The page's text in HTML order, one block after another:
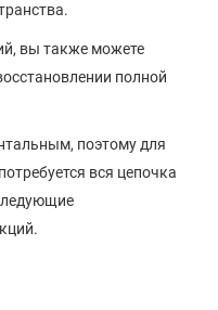
вы также можете
полной
поэтому для
вся цепочка